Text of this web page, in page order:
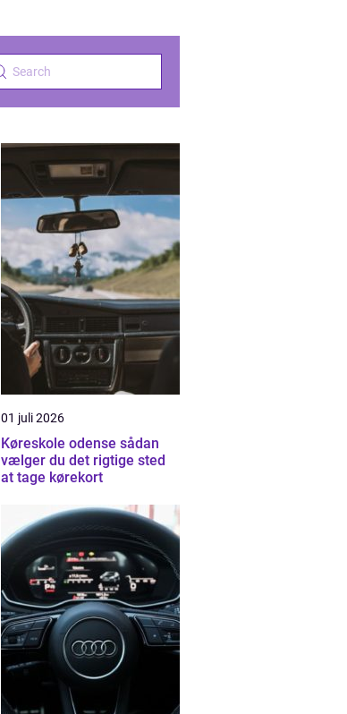
01 juli 2026
Køreskole odense sådan
vælger du det rigtige sted
at tage kørekort